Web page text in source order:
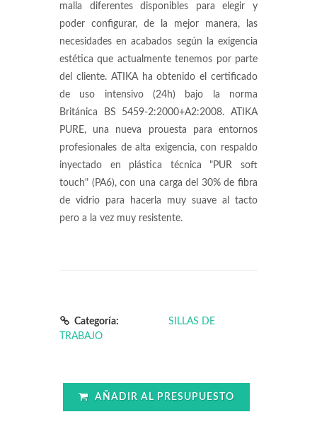
malla diferentes disponibles para elegir y
poder configurar, de la mejor manera, las
necesidades en acabados según la exigencia
estética que actualmente tenemos por parte
del cliente. ATIKA ha obtenido el certificado
de uso intensivo (24h) bajo la norma
Británica BS 5459-2:2000+A2:2008. ATIKA
PURE, una nueva prouesta para entornos
profesionales de alta exigencia, con respaldo
inyectado en plástica técnica "PUR soft
touch" (PA6), con una carga del 30% de fibra
de vidrio para hacerla muy suave al tacto
pero a la vez muy resistente.
Categoría:
SILLAS DE
TRABAJO
AÑADIR AL PRESUPUESTO